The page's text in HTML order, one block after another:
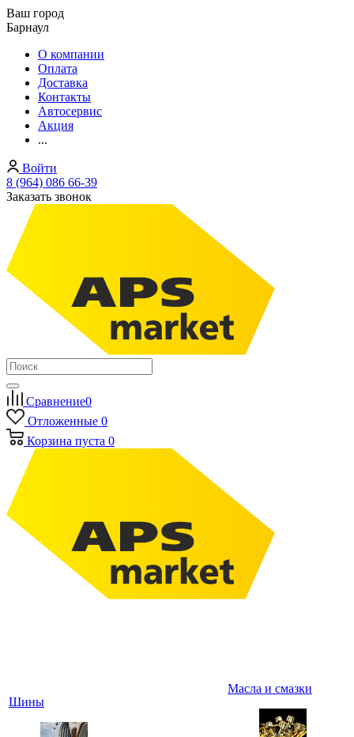
Ваш город
Барнаул
О компании
Оплата
Доставка
Контакты
Автосервис
Акция
...
Войти
8 (964) 086 66-39
Заказать звонок
Сравнение0
Отложенные 0
Корзина пуста 0
Шины
Масла и смазки